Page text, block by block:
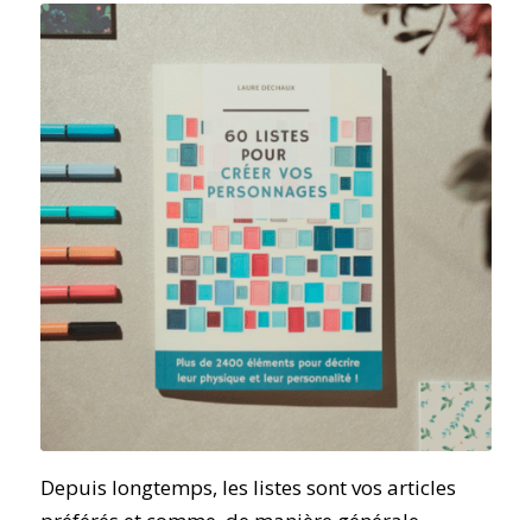
Depuis longtemps, les listes sont vos articles